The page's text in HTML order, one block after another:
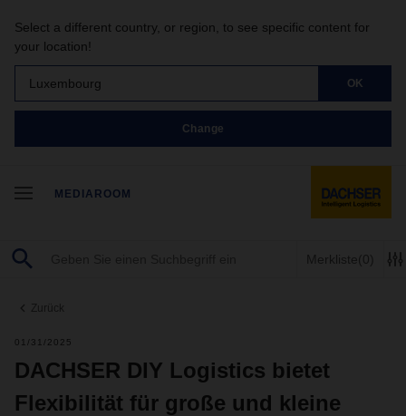
Select a different country, or region, to see specific content for
your location!
Luxembourg OK
Change
MEDIAROOM
Merkliste(0)
Zurück
01/31/2025
DACHSER DIY Logistics bietet
Flexibilität für große und kleine